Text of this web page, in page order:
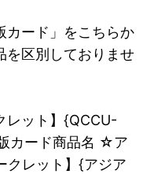
カード」をこちらか
を区別しておりませ
レット】{QCCU-
カード商品名 ☆ア
クレット】{アジア